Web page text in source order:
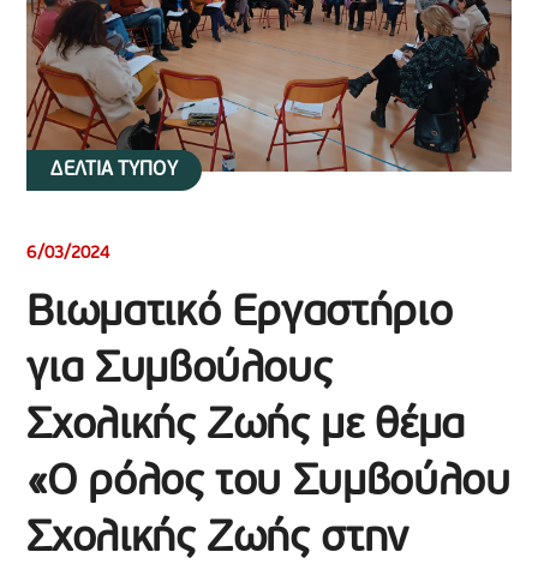
ΔΕΛΤΙΑ ΤΥΠΟΥ
6/03/2024
Βιωματικό Εργαστήριο
για Συμβούλους
Σχολικής Ζωής με θέμα
«Ο ρόλος του Συμβούλου
Σχολικής Ζωής στην